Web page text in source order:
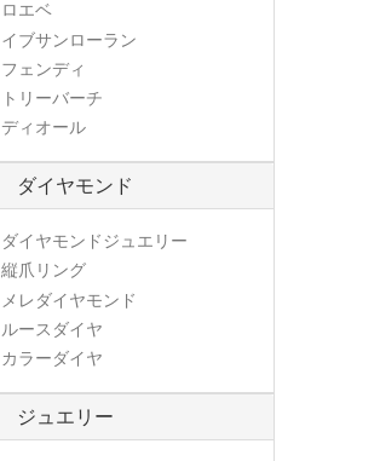
ロエベ
イブサンローラン
フェンディ
トリーバーチ
ディオール
ダイヤモンド
ダイヤモンドジュエリー
縦爪リング
メレダイヤモンド
ルースダイヤ
カラーダイヤ
ジュエリー